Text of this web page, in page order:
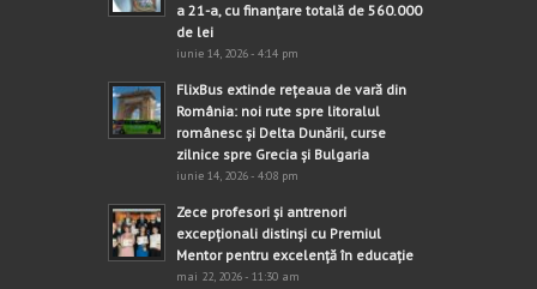
a 21-a, cu finanțare totală de 560.000
de lei
iunie 14, 2026 - 4:14 pm
FlixBus extinde rețeaua de vară din
România: noi rute spre litoralul
românesc și Delta Dunării, curse
zilnice spre Grecia și Bulgaria
iunie 14, 2026 - 4:08 pm
Zece profesori și antrenori
excepționali distinși cu Premiul
Mentor pentru excelență în educație
mai 22, 2026 - 11:30 am